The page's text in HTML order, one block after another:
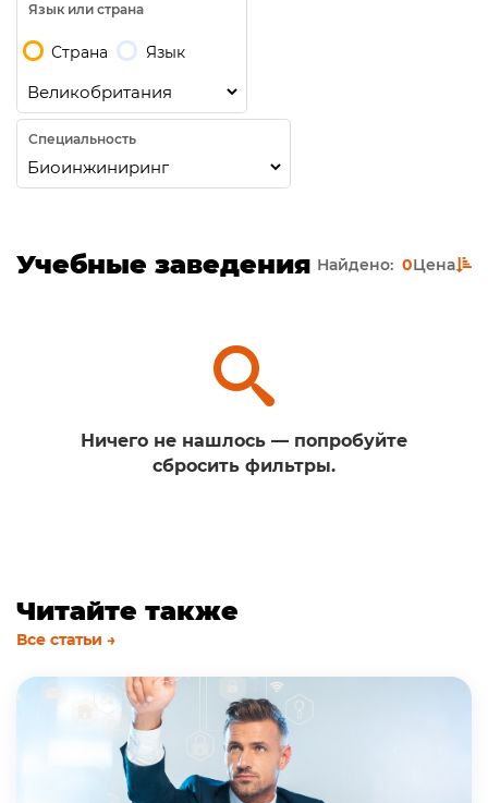
Язык или страна
Страна Язык
Специальность
Учебные заведения Найдено: 0Цена
Ничего не нашлось — попробуйте
сбросить фильтры.
Читайте также
Все статьи →